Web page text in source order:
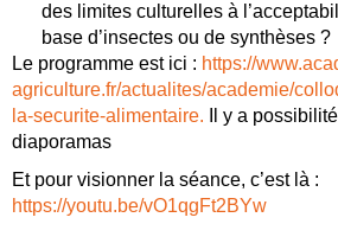
des limites culturelles à
base d’insectes ou de synthèses ?
Le programme est ici : https://
agriculture.fr/actualites/academie/
la-securite-alimentaire.
Il y a
diaporamas
Et pour visionner la séance, c’est là :
https://youtu.be/vO1qgFt2BYw